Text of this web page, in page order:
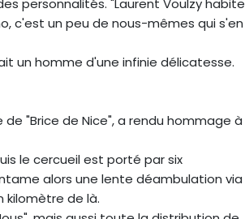
personnalités. "Laurent Voulzy habite
c'est un peu de nous-mêmes qui s'en
un homme d'une infinie délicatesse.
"Brice de Nice", a rendu hommage à
le cercueil est porté par six
alors une lente déambulation via
kilomètre de là.